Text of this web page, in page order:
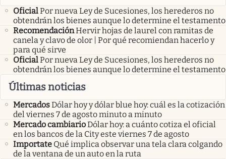
OficialPor nueva Ley de Sucesiones, los herederos no
obtendrán los bienes aunque lo determine el testamento
RecomendaciónHervir hojas de laurel con ramitas de
canela y clavo de olor | Por qué recomiendan hacerlo y
para qué sirve
OficialPor nueva Ley de Sucesiones, los herederos no
obtendrán los bienes aunque lo determine el testamento
Últimas noticias
MercadosDólar hoy y dólar blue hoy: cuál es la cotización
del viernes 7 de agosto minuto a minuto
Mercado cambiarioDólar hoy: a cuánto cotiza el oficial
en los bancos de la City este viernes 7 de agosto
Importate Qué implica observar una tela clara colgando
de la ventana de un auto en la ruta